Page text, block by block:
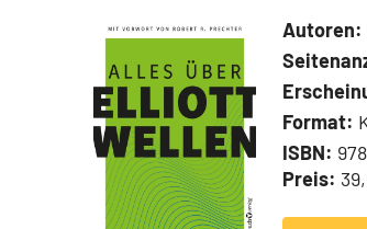
Autoren:
Format:
ISBN:
Preis: